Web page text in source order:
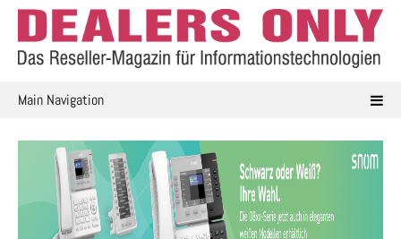
Skip
content
Main Navigation